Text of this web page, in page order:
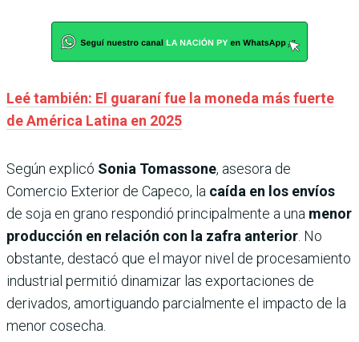
Leé también: El guaraní fue la moneda más fuerte
de América Latina en 2025
Según explicó Sonia Tomassone, asesora de
Comercio Exterior de Capeco, la caída en los envíos
de soja en grano respondió principalmente a una menor
producción en relación con la zafra anterior . No
obstante, destacó que el mayor nivel de procesamiento
industrial permitió dinamizar las exportaciones de
derivados, amortiguando parcialmente el impacto de la
menor cosecha.